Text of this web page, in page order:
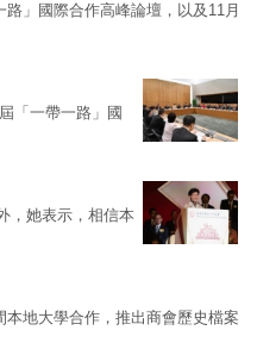
」國際合作高峰論壇，以及11月
「一帶一路」國
，她表示，相信本
地大學合作，推出商會歷史檔案